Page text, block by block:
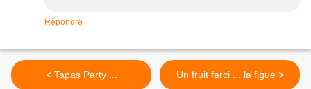
Répondre
< Tapas Party ... Un fruit farci ... la figue >